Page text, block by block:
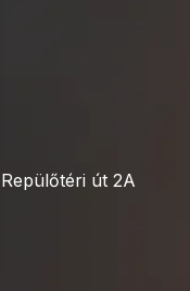
út 2A